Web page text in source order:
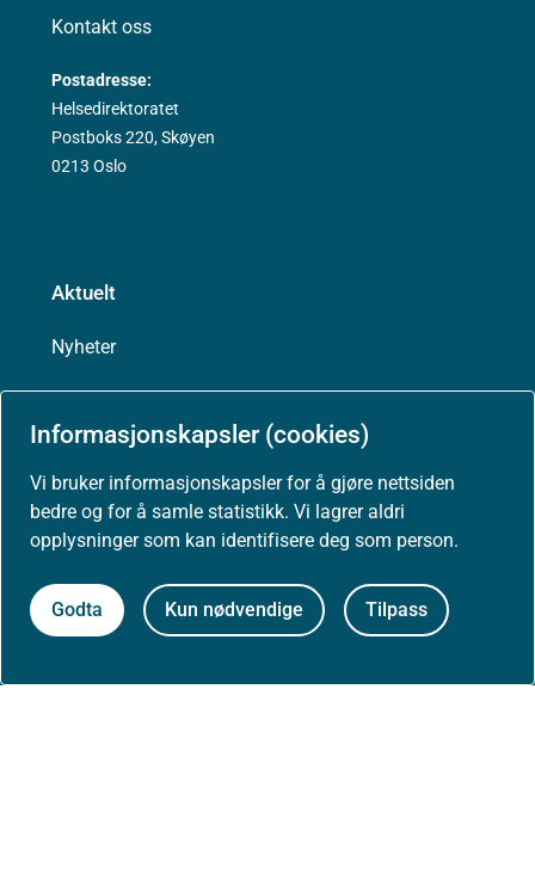
Informasjonskapsler (cookies)
Vi bruker informasjonskapsler for å gjøre nettsiden
bedre og for å samle statistikk. Vi lagrer aldri
opplysninger som kan identifisere deg som person.
Godta Kun nødvendige Tilpass
Kontakt oss
Postadresse:
Helsedirektoratet
Postboks 220, Skøyen
0213 Oslo
Aktuelt
Nyheter
Høringer
Presse